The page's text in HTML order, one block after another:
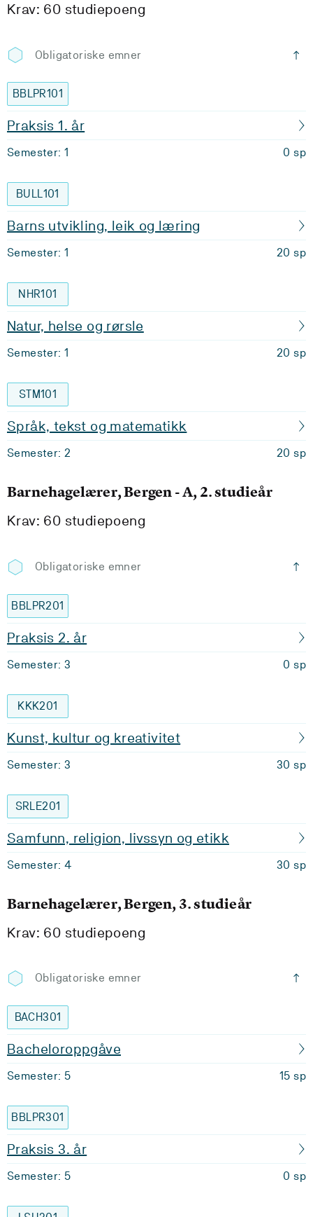
Krav: 60 studiepoeng
Obligatoriske emner
BBLPR101
Praksis 1. år
Semester: 1 0 sp
BULL101
Barns utvikling, leik og læring
Semester: 1 20 sp
NHR101
Natur, helse og rørsle
Semester: 1 20 sp
STM101
Språk, tekst og matematikk
Semester: 2 20 sp
Barnehagelærer, Bergen - A, 2. studieår
Krav: 60 studiepoeng
Obligatoriske emner
BBLPR201
Praksis 2. år
Semester: 3 0 sp
KKK201
Kunst, kultur og kreativitet
Semester: 3 30 sp
SRLE201
Samfunn, religion, livssyn og etikk
Semester: 4 30 sp
Barnehagelærer, Bergen, 3. studieår
Krav: 60 studiepoeng
Obligatoriske emner
BACH301
Bacheloroppgåve
Semester: 5 15 sp
BBLPR301
Praksis 3. år
Semester: 5 0 sp